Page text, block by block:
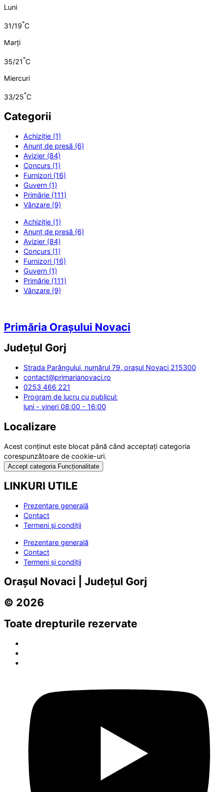
Luni
31/19°C
Marți
35/21°C
Miercuri
33/25°C
Categorii
Achiziție (1)
Anunț de presă (6)
Avizier (84)
Concurs (1)
Furnizori (16)
Guvern (1)
Primărie (111)
Vânzare (9)
Achiziție (1)
Anunț de presă (6)
Avizier (84)
Concurs (1)
Furnizori (16)
Guvern (1)
Primărie (111)
Vânzare (9)
Primăria Orașului Novaci
Județul Gorj
Strada Parângului, numărul 79, orașul Novaci 215300
contact@primarianovaci.ro
0253 466 221
Program de lucru cu publicul:
luni - vineri 08:00 - 16:00
Localizare
Acest conținut este blocat până când acceptați categoria
corespunzătoare de cookie-uri.
Accept categoria Funcționalitate
LINKURI UTILE
Prezentare generală
Contact
Termeni și condiții
Prezentare generală
Contact
Termeni și condiții
Orașul Novaci | Județul Gorj
© 2026
Toate drepturile rezervate